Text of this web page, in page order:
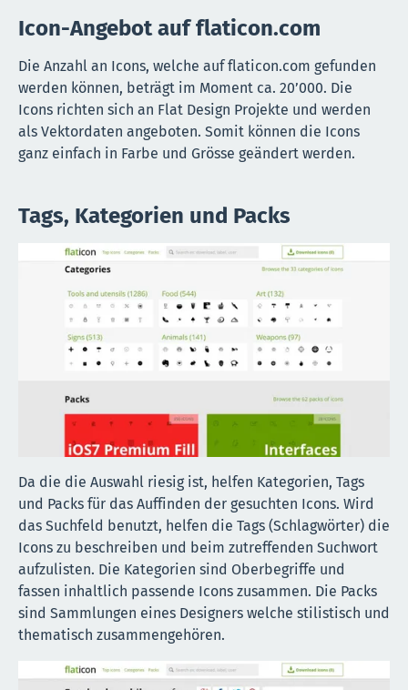
Icon-Angebot auf flaticon.com
Die Anzahl an Icons, welche auf flaticon.com gefunden
werden können, beträgt im Moment ca. 20’000. Die
Icons richten sich an Flat Design Projekte und werden
als Vektordaten angeboten. Somit können die Icons
ganz einfach in Farbe und Grösse geändert werden.
Tags, Kategorien und Packs
Da die die Auswahl riesig ist, helfen Kategorien, Tags
und Packs für das Auffinden der gesuchten Icons. Wird
das Suchfeld benutzt, helfen die Tags (Schlagwörter) die
Icons zu beschreiben und beim zutreffenden Suchwort
aufzulisten. Die Kategorien sind Oberbegriffe und
fassen inhaltlich passende Icons zusammen. Die Packs
sind Sammlungen eines Designers welche stilistisch und
thematisch zusammengehören.